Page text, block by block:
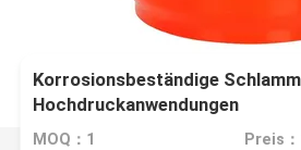
Korrosionsbeständige
Hochdruckanwendungen
MOQ：1 Preis